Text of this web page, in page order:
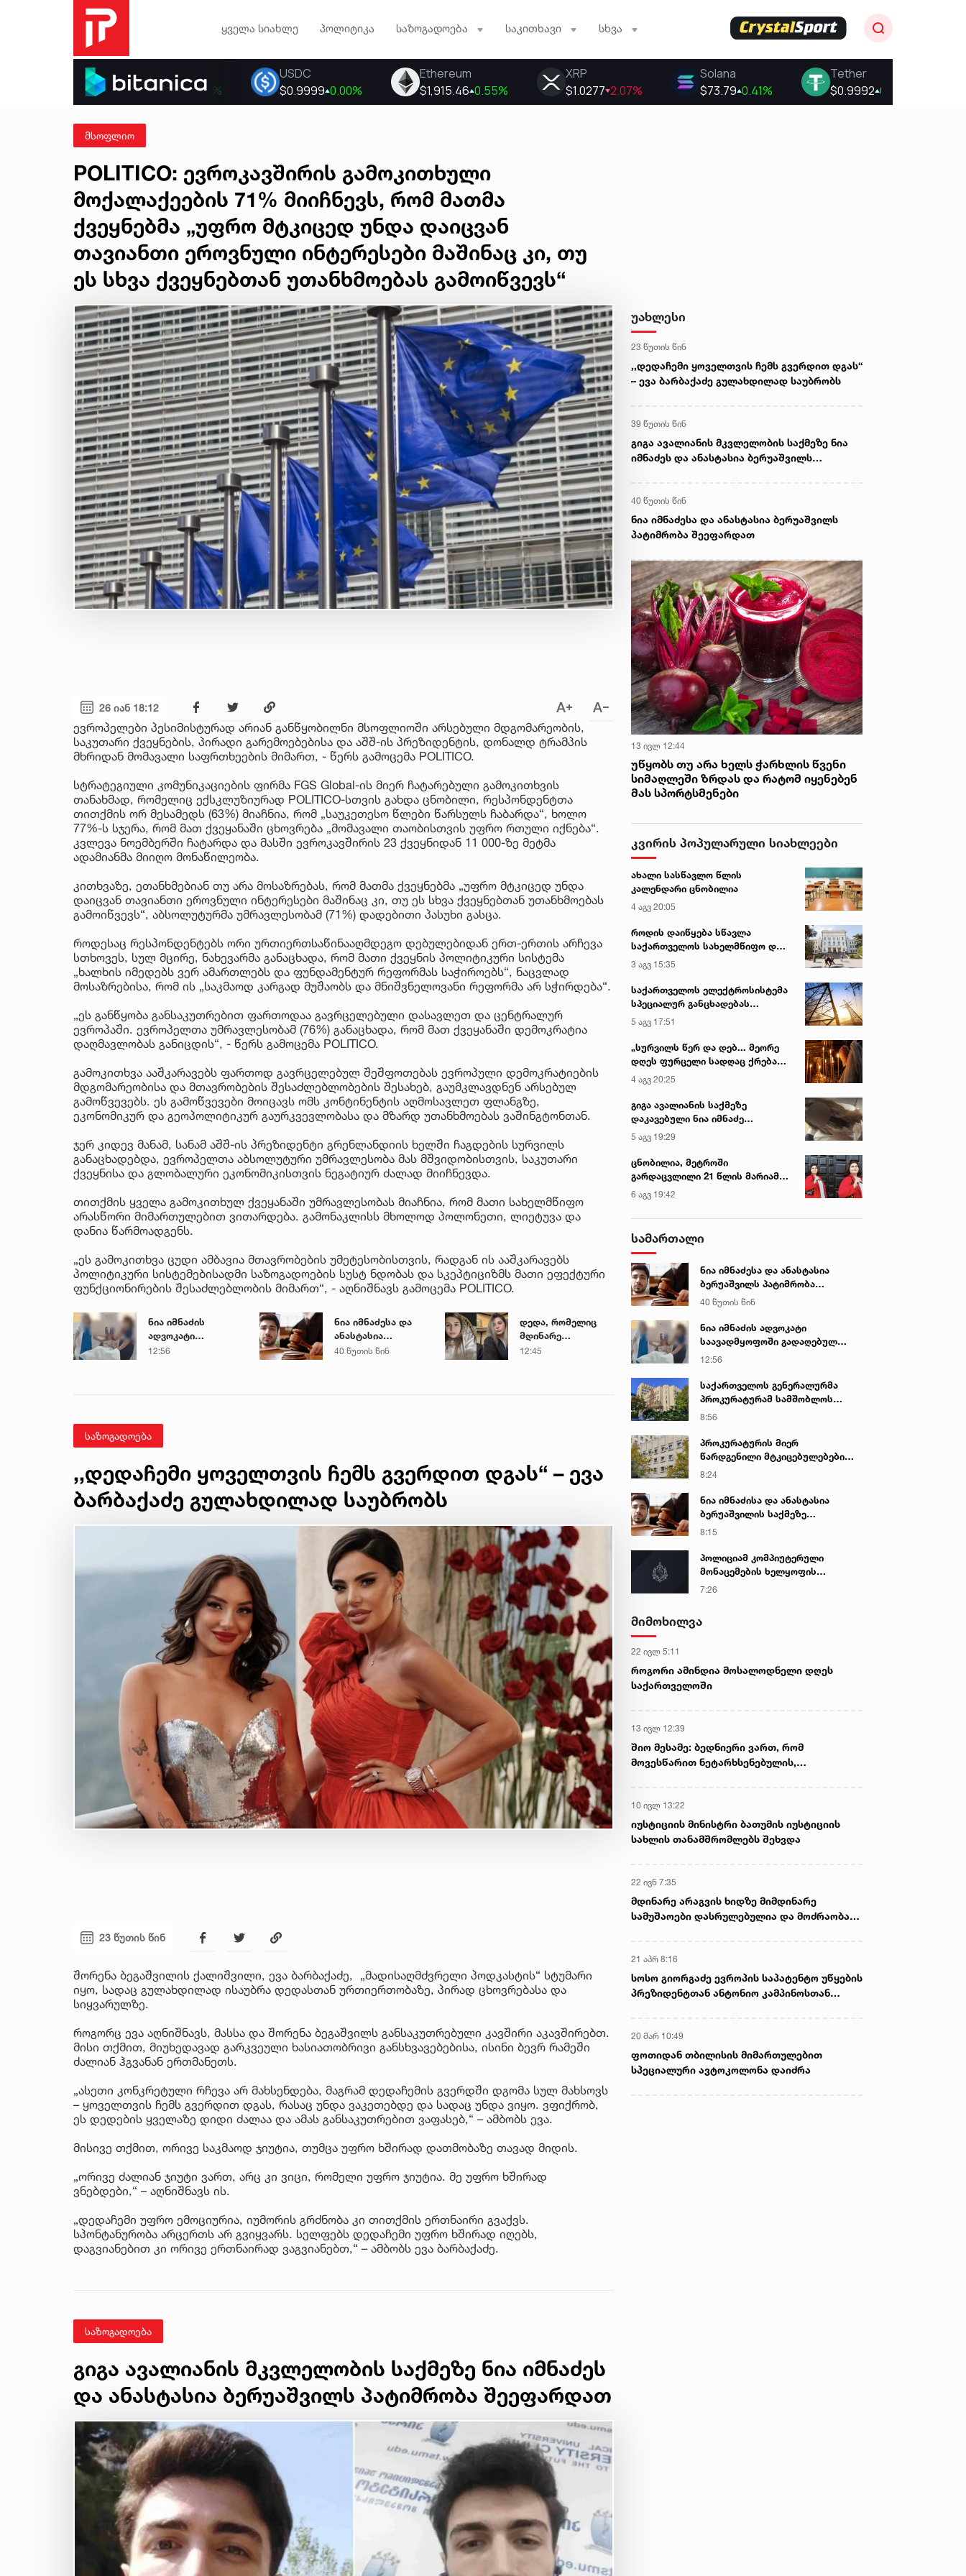
ყველა სიახლე პოლიტიკა საზოგადოება საკითხავი სხვა
მსოფლიო
POLITICO: ევროკავშირის გამოკითხული
მოქალაქეების 71% მიიჩნევს, რომ მათმა
ქვეყნებმა „უფრო მტკიცედ უნდა დაიცვან
თავიანთი ეროვნული ინტერესები მაშინაც კი, თუ
ეს სხვა ქვეყნებთან უთანხმოებას გამოიწვევს“
26 იან 18:12
ევროპელები პესიმისტურად არიან განწყობილნი მსოფლიოში არსებული მდგომარეობის,
საკუთარი ქვეყნების, პირადი გარემოებებისა და აშშ-ის პრეზიდენტის, დონალდ ტრამპის
მხრიდან მომავალი საფრთხეების მიმართ, - წერს გამოცემა POLITICO.
სტრატეგიული კომუნიკაციების ფირმა FGS Global-ის მიერ ჩატარებული გამოკითხვის
თანახმად, რომელიც ექსკლუზიურად POLITICO-სთვის გახდა ცნობილი, რესპონდენტთა
თითქმის ორ მესამედს (63%) მიაჩნია, რომ „საუკეთესო წლები წარსულს ჩაბარდა“, ხოლო
77%-ს სჯერა, რომ მათ ქვეყანაში ცხოვრება „მომავალი თაობისთვის უფრო რთული იქნება“.
კვლევა ნოემბერში ჩატარდა და მასში ევროკავშირის 23 ქვეყნიდან 11 000-ზე მეტმა
ადამიანმა მიიღო მონაწილეობა.
კითხვაზე, ეთანხმებიან თუ არა მოსაზრებას, რომ მათმა ქვეყნებმა „უფრო მტკიცედ უნდა
დაიცვან თავიანთი ეროვნული ინტერესები მაშინაც კი, თუ ეს სხვა ქვეყნებთან უთანხმოებას
გამოიწვევს“, აბსოლუტურმა უმრავლესობამ (71%) დადებითი პასუხი გასცა.
როდესაც რესპონდენტებს ორი ურთიერთსაწინააღმდეგო დებულებიდან ერთ-ერთის არჩევა
სთხოვეს, სულ მცირე, ნახევარმა განაცხადა, რომ მათი ქვეყნის პოლიტიკური სისტემა
„ხალხის იმედებს ვერ ამართლებს და ფუნდამენტურ რეფორმას საჭიროებს“, ნაცვლად
მოსაზრებისა, რომ ის „საკმაოდ კარგად მუშაობს და მნიშვნელოვანი რეფორმა არ სჭირდება“.
„ეს განწყობა განსაკუთრებით ფართოდაა გავრცელებული დასავლეთ და ცენტრალურ
ევროპაში. ევროპელთა უმრავლესობამ (76%) განაცხადა, რომ მათ ქვეყანაში დემოკრატია
დაღმავლობას განიცდის“, - წერს გამოცემა POLITICO.
გამოკითხვა ააშკარავებს ფართოდ გავრცელებულ შეშფოთებას ევროპული დემოკრატიების
მდგომარეობისა და მთავრობების შესაძლებლობების შესახებ, გაუმკლავდნენ არსებულ
გამოწვევებს. ეს გამოწვევები მოიცავს ომს კონტინენტის აღმოსავლეთ ფლანგზე,
ეკონომიკურ და გეოპოლიტიკურ გაურკვევლობასა და მზარდ უთანხმოებას ვაშინგტონთან.
ჯერ კიდევ მანამ, სანამ აშშ-ის პრეზიდენტი გრენლანდიის ხელში ჩაგდების სურვილს
განაცხადებდა, ევროპელთა აბსოლუტური უმრავლესობა მას მშვიდობისთვის, საკუთარი
ქვეყნისა და გლობალური ეკონომიკისთვის ნეგატიურ ძალად მიიჩნევდა.
თითქმის ყველა გამოკითხულ ქვეყანაში უმრავლესობას მიაჩნია, რომ მათი სახელმწიფო
არასწორი მიმართულებით ვითარდება. გამონაკლისს მხოლოდ პოლონეთი, ლიეტუვა და
დანია წარმოადგენს.
„ეს გამოკითხვა ცუდი ამბავია მთავრობების უმეტესობისთვის, რადგან ის ააშკარავებს
პოლიტიკური სისტემებისადმი საზოგადოების სუსტ ნდობას და სკეპტიციზმს მათი ეფექტური
ფუნქციონირების შესაძლებლობის მიმართ“, - აღნიშნავს გამოცემა POLITICO.
ნია იმნაძის
ადვოკატი
საავადმყოფოში
12:56
ნია იმნაძესა და
ანასტასია
ბერუაშვილს
40 წუთის წინ
დედა, რომელიც
მდინარე
ხობისწყალში
12:45
საზოგადოება
,,დედაჩემი ყოველთვის ჩემს გვერდით დგას“ – ევა
ბარბაქაძე გულახდილად საუბრობს
23 წუთის წინ
შორენა ბეგაშვილის ქალიშვილი, ევა ბარბაქაძე, „მადისაღმძვრელი პოდკასტის“ სტუმარი
იყო, სადაც გულახდილად ისაუბრა დედასთან ურთიერთობაზე, პირად ცხოვრებასა და
სიყვარულზე.
როგორც ევა აღნიშნავს, მასსა და შორენა ბეგაშვილს განსაკუთრებული კავშირი აკავშირებთ.
მისი თქმით, მიუხედავად გარკვეული ხასიათობრივი განსხვავებებისა, ისინი ბევრ რამეში
ძალიან ჰგვანან ერთმანეთს.
„ასეთი კონკრეტული რჩევა არ მახსენდება, მაგრამ დედაჩემის გვერდში დგომა სულ მახსოვს
– ყოველთვის ჩემს გვერდით დგას, რასაც უნდა ვაკეთებდე და სადაც უნდა ვიყო. ვფიქრობ,
ეს დედების ყველაზე დიდი ძალაა და ამას განსაკუთრებით ვაფასებ,“ – ამბობს ევა.
მისივე თქმით, ორივე საკმაოდ ჯიუტია, თუმცა უფრო ხშირად დათმობაზე თავად მიდის.
„ორივე ძალიან ჯიუტი ვართ, არც კი ვიცი, რომელი უფრო ჯიუტია. მე უფრო ხშირად
ვნებდები,“ – აღნიშნავს ის.
„დედაჩემი უფრო ემოციურია, იუმორის გრძნობა კი თითქმის ერთნაირი გვაქვს.
სპონტანურობა არცერთს არ გვიყვარს. სელფებს დედაჩემი უფრო ხშირად იღებს,
დაგვიანებით კი ორივე ერთნაირად ვაგვიანებთ,“ – ამბობს ევა ბარბაქაძე.
საზოგადოება
გიგა ავალიანის მკვლელობის საქმეზე ნია იმნაძეს
და ანასტასია ბერუაშვილს პატიმრობა შეეფარდათ
უახლესი
23 წუთის წინ
,,დედაჩემი ყოველთვის ჩემს გვერდით დგას“
– ევა ბარბაქაძე გულახდილად საუბრობს
39 წუთის წინ
გიგა ავალიანის მკვლელობის საქმეზე ნია
იმნაძეს და ანასტასია ბერუაშვილს
40 წუთის წინ
ნია იმნაძესა და ანასტასია ბერუაშვილს
პატიმრობა შეეფარდათ
13 ივლ 12:44
უწყობს თუ არა ხელს ჭარხლის წვენი
სიმაღლეში ზრდას და რატომ იყენებენ
მას სპორტსმენები
კვირის პოპულარული სიახლეები
ახალი სასწავლო წლის
კალენდარი ცნობილია
4 აგვ 20:05
როდის დაიწყება სწავლა
საქართველოს სახელმწიფო და
კერძო უნივერსიტეტებში
3 აგვ 15:35
საქართველოს ელექტროსისტემა
სპეციალურ განცხადებას
ავრცელებს
5 აგვ 17:51
„სურვილს წერ და დებ... მეორე
დღეს ფურცელი სადღაც ქრება
და სურვილი სრულდება...“ -
სასწაულმოქმედი ტაძარი შიდა
ქართლში
4 აგვ 20:25
გიგა ავალიანის საქმეზე
დაკავებული ნია იმნაძე
კლინიკაში გადაჰყავთ
5 აგვ 19:29
ცნობილია, მეტროში
გარდაცვლილი 21 წლის მარიამ
ტყემალაძის ექსპერტიზის
დასკვნა
6 აგვ 19:42
სამართალი
ნია იმნაძესა და ანასტასია
ბერუაშვილს პატიმრობა
შეეფარდათ
40 წუთის წინ
ნია იმნაძის ადვოკატი
საავადმყოფოში გადაღებულ
კადრებს ავრცელებს
12:56
საქართველოს გენერალურმა
პროკურატურამ სამშობლოს
ღალატის და საბოტაჟის ფაქტზე
8:56
პროკურატურის მიერ
წარდგენილი მტკიცებულებების
საფუძველზე ნარკოტიკული
შენახვის და რეალიზაციის
ფაქტზე ბრალდებულს
თავისუფლების აღკვეთა მიუსაჯა
8:24
ნია იმნაძისა და ანასტასია
ბერუაშვილის საქმეზე
სასამართლო დღეს იმსჯელებს
8:15
პოლიციამ კომპიუტერული
მონაცემების ხელყოფის
ბრალდებით ერთი პირი დააკავა,
დაუსწრებლად დაიწყო
7:26
მიმოხილვა
22 ივლ 5:11
როგორი ამინდია მოსალოდნელი დღეს
საქართველოში
13 ივლ 12:39
შიო მესამე: ბედნიერი ვართ, რომ
მოვესწარით ნეტარხსენებულის,
10 ივლ 13:22
იუსტიციის მინისტრი ბათუმის იუსტიციის
სახლის თანამშრომლებს შეხვდა
22 ივნ 7:35
მდინარე არაგვის ხიდზე მიმდინარე
სამუშაოები დასრულებულია და მოძრაობა
21 აპრ 8:16
სოსო გიორგაძე ევროპის საპატენტო უწყების
პრეზიდენტთან ანტონიო კამპინოსთან
20 მარ 10:49
ფოთიდან თბილისის მიმართულებით
სპეციალური ავტოკოლონა დაიძრა